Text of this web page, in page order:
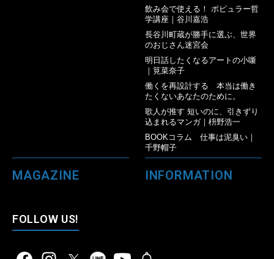
飲み会で使える！ ポピュラー哲
学講座｜谷川嘉浩
長谷川町蔵が勝手に選ぶ、世界
のおじさん迷宮会
明日話したくなるアートの小噺
｜筧菜奈子
働くを再設計する 本当は働き
たくないあなたのために。
歌人が推す 短いのに、引きずり
込まれるマンガ｜枡野浩一
BOOKコラム 仕事は泥臭い｜
千野帽子
MAGAZINE INFORMATION
FOLLOW US!